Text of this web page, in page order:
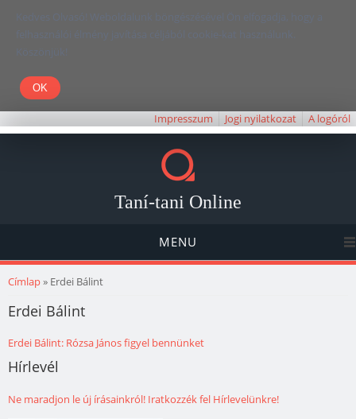
Kedves Olvasó! Weboldalunk böngészésével Ön elfogadja, hogy a
felhasználói élmény javítása céljából cookie-kat használunk.
Köszönjük!
Impresszum Jogi nyilatkozat A logóról
Taní-tani Online
MENU
Jelenlegi hely
Címlap» Erdei Bálint
Erdei Bálint
Erdei Bálint: Rózsa János figyel bennünket
Hírlevél
Ne maradjon le új írásainkról! Iratkozzék fel Hírlevelünkre!